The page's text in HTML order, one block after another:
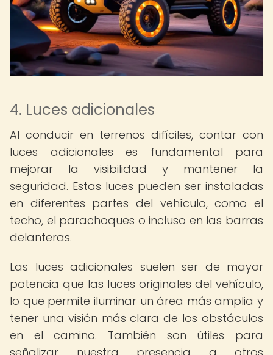
4. Luces adicionales
Al conducir en terrenos difíciles, contar con
luces adicionales es fundamental para
mejorar la visibilidad y mantener la
seguridad. Estas luces pueden ser instaladas
en diferentes partes del vehículo, como el
techo, el parachoques o incluso en las barras
delanteras.
Las luces adicionales suelen ser de mayor
potencia que las luces originales del vehículo,
lo que permite iluminar un área más amplia y
tener una visión más clara de los obstáculos
en el camino. También son útiles para